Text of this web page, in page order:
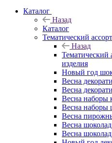
Каталог
Назад
Каталог
Тематический
Назад
Тематический
изделия
Новый год
Весна
Весна
Весна наборы
Весна наборы
Весна
Весна
Весна